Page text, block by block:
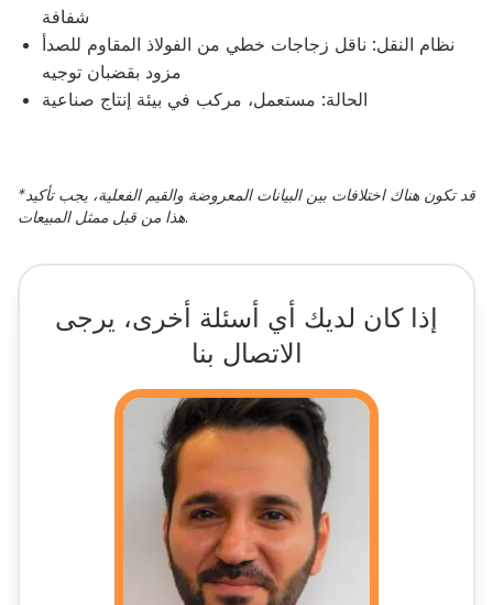
شفافة
نظام النقل: ناقل زجاجات خطي من الفولاذ المقاوم للصدأ
مزود بقضبان توجيه
الحالة: مستعمل، مركب في بيئة إنتاج صناعية
*قد تكون هناك اختلافات بين البيانات المعروضة والقيم الفعلية، يجب تأكيد
هذا من قبل ممثل المبيعات.
إذا كان لديك أي أسئلة أخرى، يرجى
الاتصال بنا